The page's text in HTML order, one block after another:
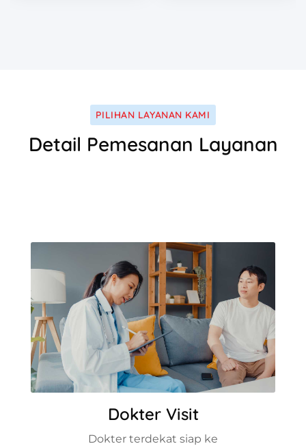
PILIHAN LAYANAN KAMI
Detail Pemesanan Layanan
Dokter Visit
Dokter terdekat siap ke